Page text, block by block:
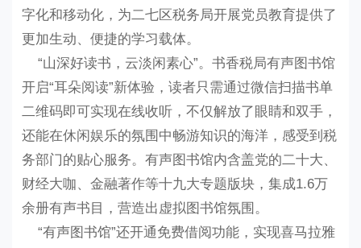
字化和移动化，为二七区税务局开展党员教育提供了
更加生动、便捷的学习载体。
“山深好读书，云淡闲素心”。书香税局有声图书馆
开启“耳朵阅读”新体验，读者只需通过微信扫描书单
二维码即可实现在线收听，不仅解放了眼睛和双手，
还能在休闲娱乐的氛围中畅游知识的海洋，感受到税
务部门的贴心服务。有声图书馆内含盖党的二十大、
财经大咖、金融著作等十九大专题版块，集成1.6万
余册有声书目，营造出虚拟图书馆氛围。
“有声图书馆”还开通免费借阅功能，实现喜马拉雅